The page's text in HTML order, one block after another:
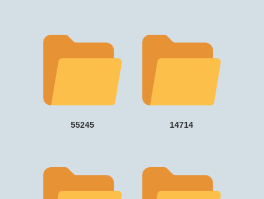
55245 14714